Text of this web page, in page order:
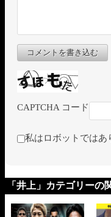
コメントを書き込む
CAPTCHA コード
私はロボットではあ
「井上」カテゴリーの